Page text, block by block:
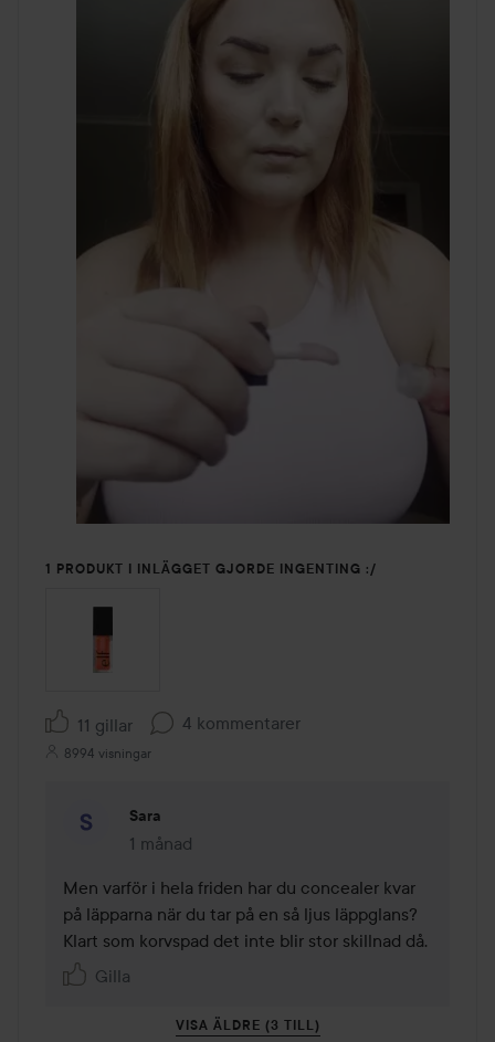
1 PRODUKT I INLÄGGET GJORDE INGENTING :/
11 gillar 4 kommentarer
8994 visningar
Sara
1 månad
Kommentaren lades 1 månad
Men varför i hela friden har du concealer kvar
på läpparna när du tar på en så ljus läppglans?
Klart som korvspad det inte blir stor skillnad då.
Gilla
VISA ÄLDRE (3 TILL)